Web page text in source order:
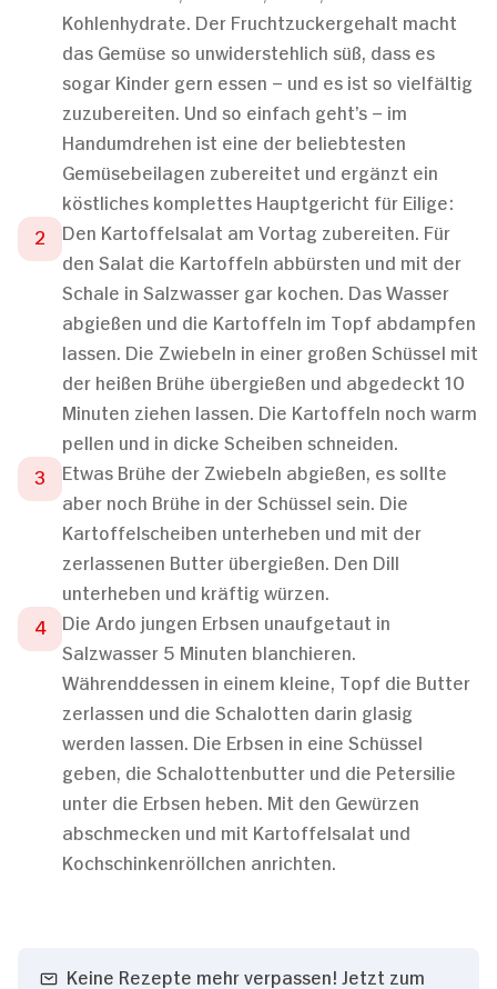
Kohlenhydrate. Der Fruchtzuckergehalt macht
das Gemüse so unwiderstehlich süß, dass es
sogar Kinder gern essen – und es ist so vielfältig
zuzubereiten. Und so einfach geht’s – im
Handumdrehen ist eine der beliebtesten
Gemüsebeilagen zubereitet und ergänzt ein
köstliches komplettes Hauptgericht für Eilige:
Den Kartoffelsalat am Vortag zubereiten. Für
den Salat die Kartoffeln abbürsten und mit der
Schale in Salzwasser gar kochen. Das Wasser
abgießen und die Kartoffeln im Topf abdampfen
lassen. Die Zwiebeln in einer großen Schüssel mit
der heißen Brühe übergießen und abgedeckt 10
Minuten ziehen lassen. Die Kartoffeln noch warm
pellen und in dicke Scheiben schneiden.
Etwas Brühe der Zwiebeln abgießen, es sollte
aber noch Brühe in der Schüssel sein. Die
Kartoffelscheiben unterheben und mit der
zerlassenen Butter übergießen. Den Dill
unterheben und kräftig würzen.
Die Ardo jungen Erbsen unaufgetaut in
Salzwasser 5 Minuten blanchieren.
Währenddessen in einem kleine, Topf die Butter
zerlassen und die Schalotten darin glasig
werden lassen. Die Erbsen in eine Schüssel
geben, die Schalottenbutter und die Petersilie
unter die Erbsen heben. Mit den Gewürzen
abschmecken und mit Kartoffelsalat und
Kochschinkenröllchen anrichten.
Keine Rezepte mehr verpassen! Jetzt zum